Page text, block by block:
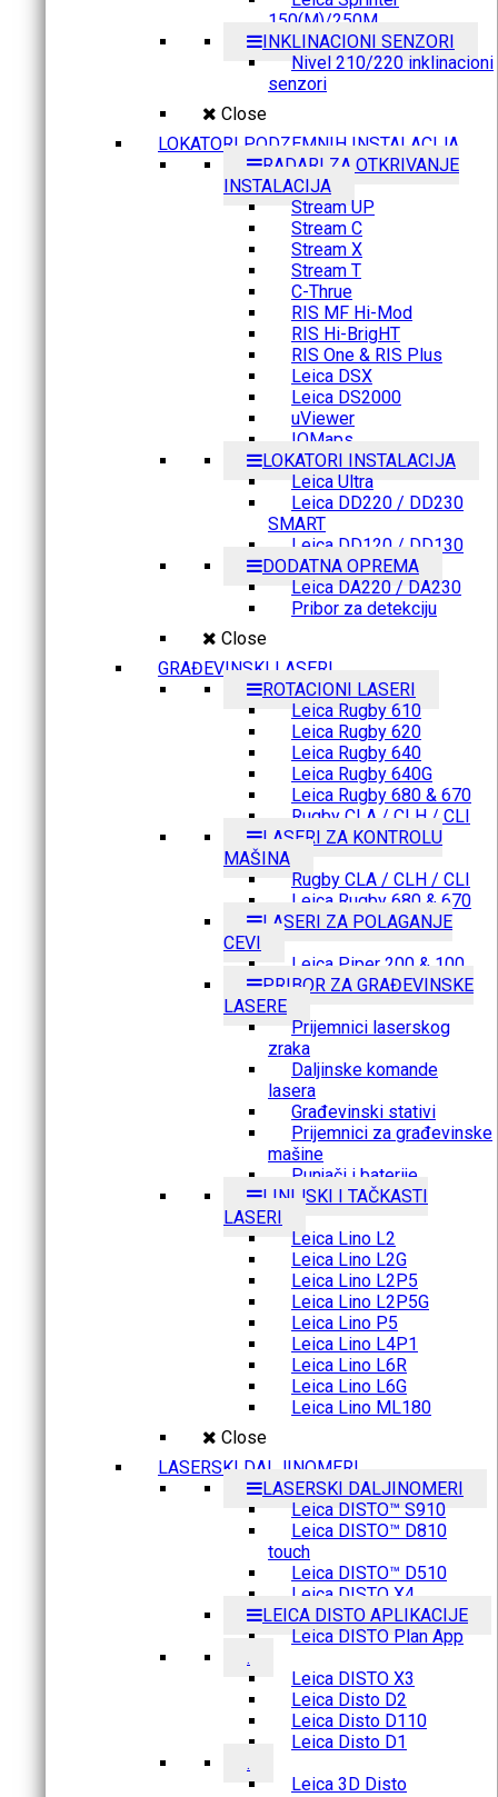
150(M)/250M
INKLINACIONI SENZORI
Nivel 210/220 inklinacioni
senzori
Close
LOKATORI PODZEMNIH INSTALACIJA
RADARI ZA OTKRIVANJE
INSTALACIJA
Stream UP
Stream C
Stream X
Stream T
C-Thrue
RIS MF Hi-Mod
RIS Hi-BrigHT
RIS One & RIS Plus
Leica DSX
Leica DS2000
uViewer
IQMaps
LOKATORI INSTALACIJA
Leica Ultra
Leica DD220 / DD230
SMART
Leica DD120 / DD130
DODATNA OPREMA
Leica DA220 / DA230
Pribor za detekciju
Close
GRAĐEVINSKI LASERI
ROTACIONI LASERI
Leica Rugby 610
Leica Rugby 620
Leica Rugby 640
Leica Rugby 640G
Leica Rugby 680 & 670
Rugby CLA / CLH / CLI
LASERI ZA KONTROLU
MAŠINA
Rugby CLA / CLH / CLI
Leica Rugby 680 & 670
LASERI ZA POLAGANJE
CEVI
Leica Piper 200 & 100
PRIBOR ZA GRAĐEVINSKE
LASERE
Prijemnici laserskog
zraka
Daljinske komande
lasera
Građevinski stativi
Prijemnici za građevinske
mašine
Punjači i baterije
LINIJSKI I TAČKASTI
LASERI
Leica Lino L2
Leica Lino L2G
Leica Lino L2P5
Leica Lino L2P5G
Leica Lino P5
Leica Lino L4P1
Leica Lino L6R
Leica Lino L6G
Leica Lino ML180
Close
LASERSKI DALJINOMERI
LASERSKI DALJINOMERI
Leica DISTO™ S910
Leica DISTO™ D810
touch
Leica DISTO™ D510
Leica DISTO X4
LEICA DISTO APLIKACIJE
Leica DISTO Plan App
.
Leica DISTO X3
Leica Disto D2
Leica Disto D110
Leica Disto D1
.
Leica 3D Disto